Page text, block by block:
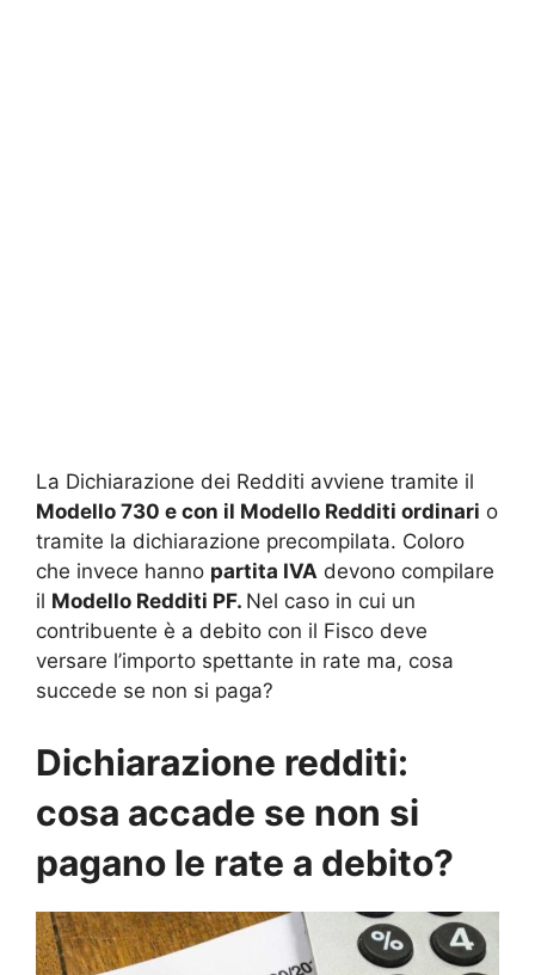
La Dichiarazione dei Redditi avviene tramite il
Modello 730 e con il Modello Redditi ordinari o
tramite la dichiarazione precompilata. Coloro
che invece hanno partita IVA devono compilare
il Modello Redditi PF. Nel caso in cui un
contribuente è a debito con il Fisco deve
versare l’importo spettante in rate ma, cosa
succede se non si paga?
Dichiarazione redditi:
cosa accade se non si
pagano le rate a debito?